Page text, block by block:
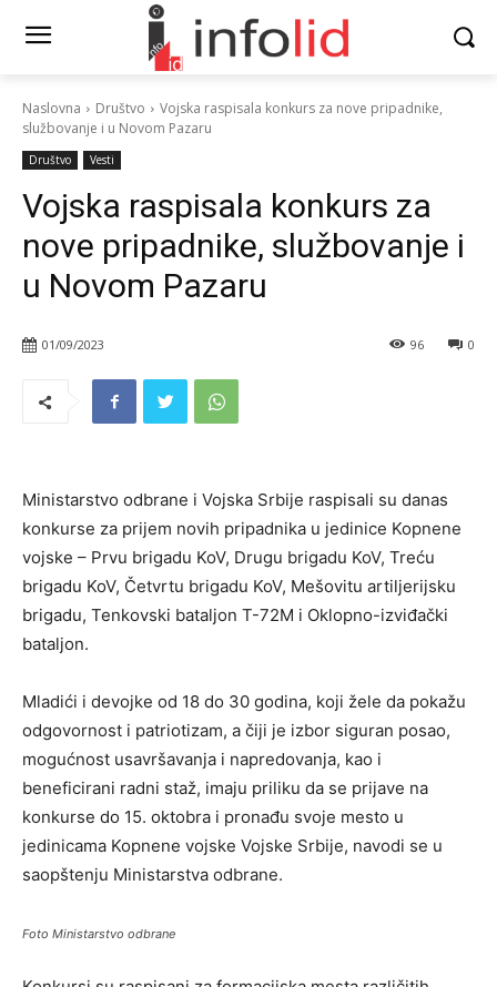
Naslovna Društvo
Vojska raspisala konkurs za nove pripadnike,
službovanje i u Novom Pazaru
Društvo Vesti
Vojska raspisala konkurs za
nove pripadnike, službovanje i
u Novom Pazaru
01/09/2023 0
96
Ministarstvo odbrane i Vojska Srbije raspisali su danas
konkurse za prijem novih pripadnika u jedinice Kopnene
vojske – Prvu brigadu KoV, Drugu brigadu KoV, Treću
brigadu KoV, Četvrtu brigadu KoV, Mešovitu artiljerijsku
brigadu, Tenkovski bataljon T-72M i Oklopno-izviđački
bataljon.
Mladići i devojke od 18 do 30 godina, koji žele da pokažu
odgovornost i patriotizam, a čiji je izbor siguran posao,
mogućnost usavršavanja i napredovanja, kao i
beneficirani radni staž, imaju priliku da se prijave na
konkurse do 15. oktobra i pronađu svoje mesto u
jedinicama Kopnene vojske Vojske Srbije, navodi se u
saopštenju Ministarstva odbrane.
Foto Ministarstvo odbrane